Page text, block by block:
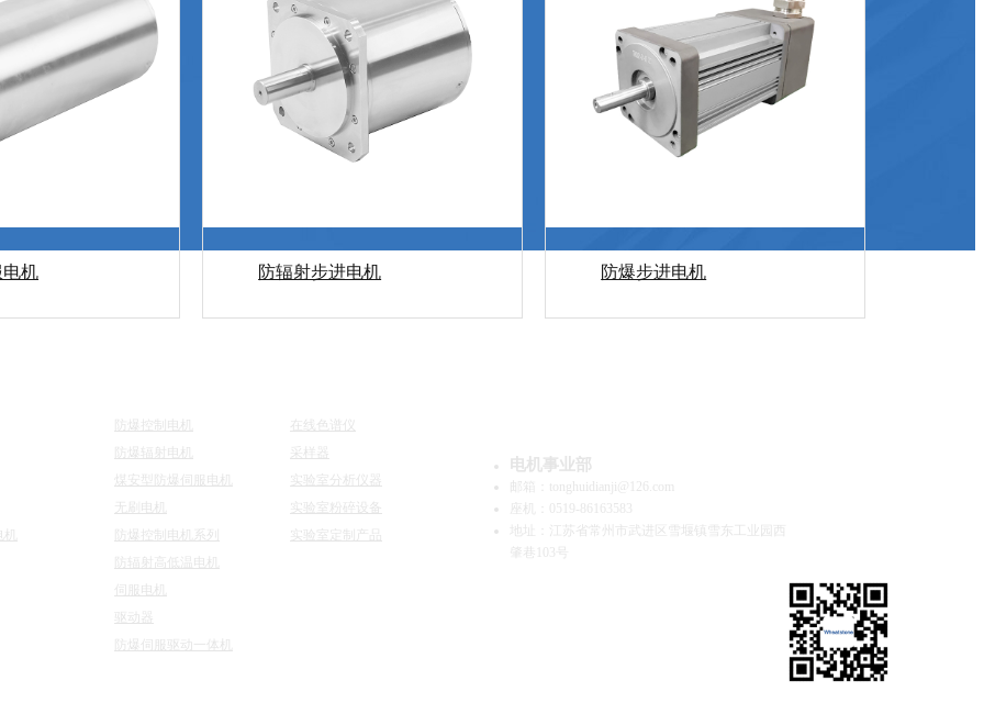
机 防辐射步进电机 防爆步进电机
防爆控制电机
防爆辐射电机
煤安型防爆伺服电机
无刷电机
防爆控制电机系列
防辐射高低温电机
伺服电机
驱动器
防爆伺服驱动一体机
在线色谱仪
采样器
实验室分析仪器
实验室粉碎设备
实验室定制产品
电机事业部
邮箱：tonghuidianji@126.com
座机：0519-86163583
地址：江苏省常州市武进区雪堰镇雪东工业园西
肇巷103号